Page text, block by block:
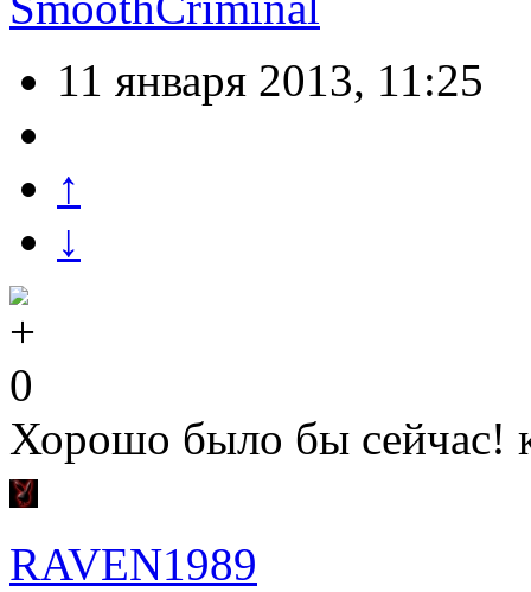
11 января 2013, 11:25
↑
↓
0
Хорошо было бы сейчас!
RAVEN1989